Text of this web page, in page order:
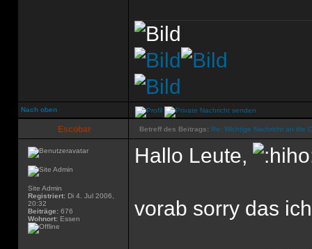
Nach oben
Escobar Betreff des Beitrags: Re: Wichtige Nachricht an die
Site Admin
Registriert: Di 4. Jul 2006,
20:32
Beiträge: 676
Wohnort: Essen
Hallo Leute,
vorab sorry das